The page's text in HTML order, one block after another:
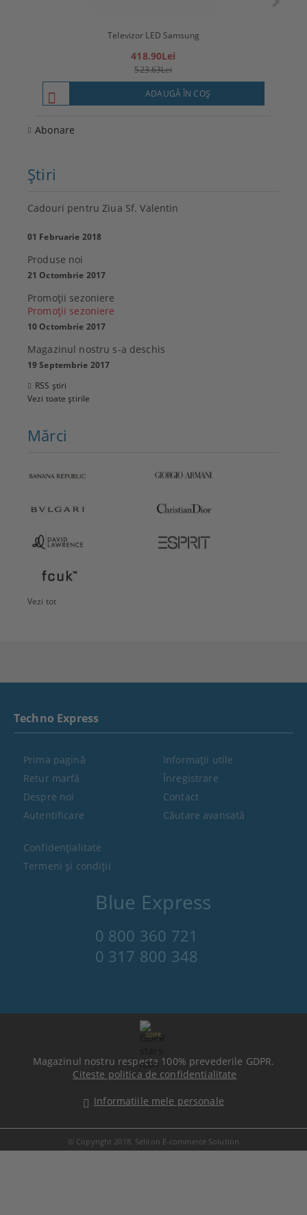
Televizor LED Samsung
418.90Lei
523.63Lei
ADAUGĂ ÎN COŞ
Abonare
Ştiri
Cadouri pentru Ziua Sf. Valentin
01 Februarie 2018
Produse noi
21 Octombrie 2017
Promoţii sezoniere
Promoţii sezoniere
10 Octombrie 2017
Magazinul nostru s-a deschis
19 Septembrie 2017
RSS știri
Vezi toate știrile
Mărci
Vezi tot
Blue Express
0 800 360 721
0 317 800 348
Techno Express
Prima pagină
Retur marfă
Despre noi
Autentificare
Informaţii utile
Înregistrare
Contact
Căutare avansată
Confidenţialitate
Termeni şi condiţii
GDPR
Magazinul nostru respecta 100% prevederile GDPR.
Citeste politica de confidentialitate
Informatiile mele personale
© Copyright 2018. Seliton E-commerce Solution